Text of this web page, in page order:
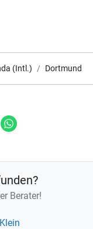
(Intl.) Dortmund
E-Mail
Berater!